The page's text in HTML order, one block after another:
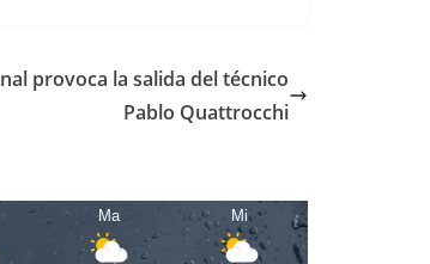
provoca la salida del técnico
Pablo Quattrocchi
Ma Mi